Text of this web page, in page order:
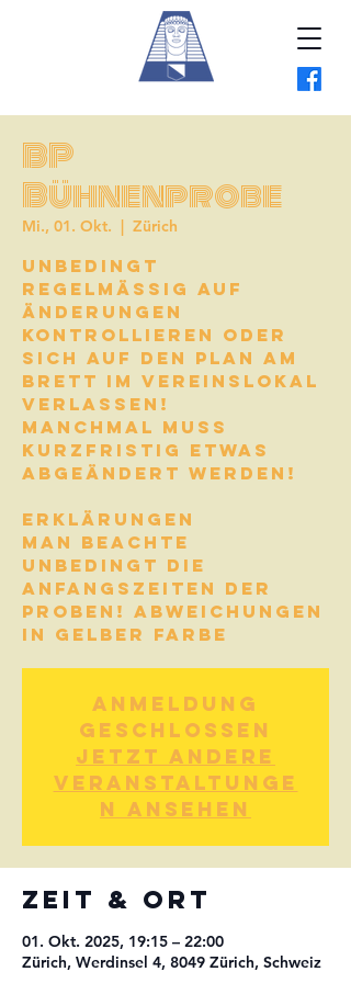
BP
Bühnenprobe
Mi., 01. Okt.
  |
Zürich
Unbedingt
regelmässig auf
Änderungen
kontrollieren oder
sich auf den Plan am
Brett im Vereinslokal
verlassen!
Manchmal muss
kurzfristig etwas
abgeändert werden!
Erklärungen
Man beachte
UNBEDINGT die
Anfangszeiten der
Proben! ABWEICHUNGEN
Anmeldung
geschlossen
Jetzt andere
Veranstaltunge
n ansehen
Zeit & Ort
01. Okt. 2025, 19:15 – 22:00
Zürich, Werdinsel 4, 8049 Zürich, Schweiz